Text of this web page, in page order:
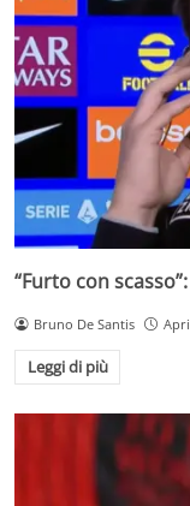
“Furto con
Bruno De Santis
Leggi di più